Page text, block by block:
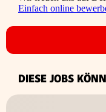
Einfach online
DIESE JOBS